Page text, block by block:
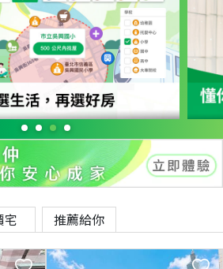
宅 推薦給你